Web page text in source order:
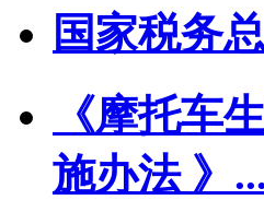
国家税务
《摩托车
施办法 》...